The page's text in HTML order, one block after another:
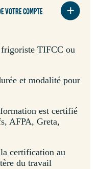
VOTRE COMPTE
TIFCC ou
et modalité pour
est certifié
AFPA, Greta,
certification au
du travail